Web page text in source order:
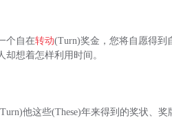
个自在转动(Turn)奖金，您将自愿得到
却想着怎样利用时间。
他这些(These)年来得到的奖状、